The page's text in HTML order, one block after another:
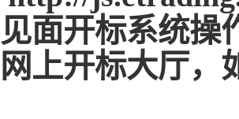
见面开标系统操
网上开标大厅，